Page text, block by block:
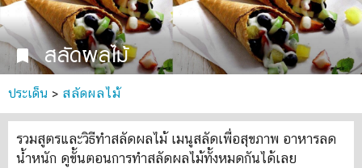
bookmark สลัดผลไม้
ประเด็น > สลัดผลไม้
รวมสูตรและวิธีทำสลัดผลไม้ เมนูสลัดเพื่อสุขภาพ อาหารลด
น้ำหนัก ดูขั้นตอนการทำสลัดผลไม้ทั้งหมดกันได้เลย